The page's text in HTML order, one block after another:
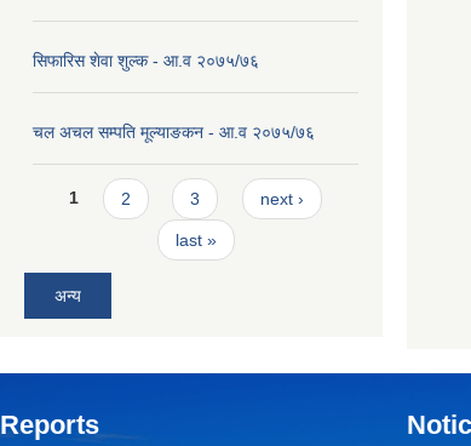
सिफारिस शेवा शुल्क - आ.व २०७५/७६
चल अचल सम्पति मूल्याङकन - आ.व २०७५/७६
Pages
1 2 3 next ›
last »
अन्य
Reports